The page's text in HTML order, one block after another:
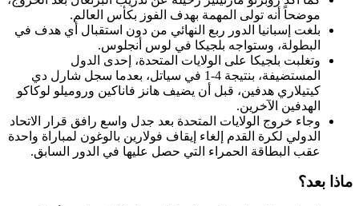
موضحاً أنه تولى المهمة بهدف الفوز بكأس العالم.
بلغت إسبانيا الدور ربع النهائي من دون استقبال أي هدف في
البطولة، وستواجه بلجيكا في لوس أنجلوس.
وتغلبت بلجيكا على الولايات المتحدة، إحدى الدول
المستضيفة، بنتيجة 4-1 في سياتل، بعدما سجل شارل دي
كيتيلاري هدفين، قبل أن يضيف هانز فاناكين وروميلو لوكاكو
الهدفين الآخرين.
وجاء خروج الولايات المتحدة بعد جدل واسع رافق قرار الاتحاد
الدولي لكرة القدم إلغاء إيقاف فولارين بالوغون لمباراة واحدة
عقب البطاقة الحمراء التي حصل عليها في الدور السابق.
ماذا بعد؟